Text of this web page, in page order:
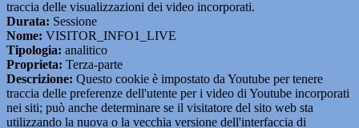
traccia delle visualizzazioni dei video incorporati.
Durata: Sessione
Nome: VISITOR_INFO1_LIVE
Tipologia: analitico
Proprieta: Terza-parte
Descrizione: Questo cookie è impostato da Youtube per tenere
traccia delle preferenze dell'utente per i video di Youtube incorporati
nei siti; può anche determinare se il visitatore del sito web sta
utilizzando la nuova o la vecchia versione dell'interfaccia di